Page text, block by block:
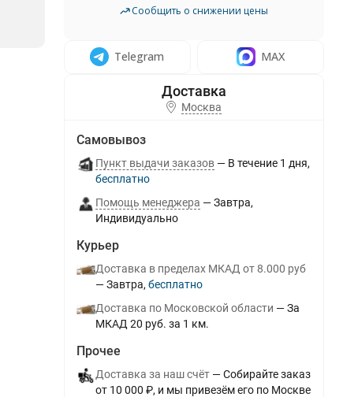
Сообщить о снижении цены
Telegram MAX
Москва
Самовывоз
Пункт выдачи заказов В течение 1 дня
Бесплатно
Помощь менеджера
Завтра
Индивидуально
Курьер
Доставка в пределах МКАД от 8.000 руб
Завтра
Бесплатно
Доставка по Московской области
За
МКАД 20 руб. за 1 км.
Прочее
Доставка за наш счёт
Собирайте заказ
от 10 000 ₽, и мы привезём его по Москве